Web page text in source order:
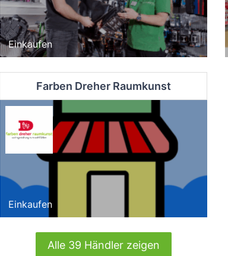
Einkaufen
Farben Dreher Raumkunst
Einkaufen
Alle 39 Händler zeigen